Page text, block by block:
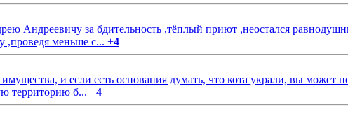
Андреевичу за бдительность ,тёплый приют ,неостался
,проведя меньше с... +4
и если есть основания думать, что кота украли, вы может
территорию б... +4